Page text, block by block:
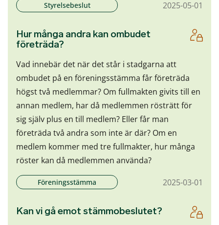
Styrelsebeslut 2025-05-01
Hur många andra kan ombudet
företräda?
Vad innebär det när det står i stadgarna att
ombudet på en föreningsstämma får företräda
högst två medlemmar? Om fullmakten givits till en
annan medlem, har då medlemmen rösträtt för
sig själv plus en till medlem? Eller får man
företräda två andra som inte är där? Om en
medlem kommer med tre fullmakter, hur många
röster kan då medlemmen använda?
Föreningsstämma 2025-03-01
Kan vi gå emot stämmobeslutet?